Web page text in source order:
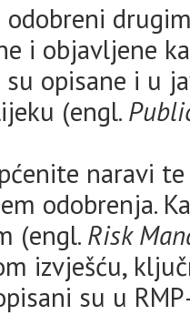
i objavljene
opisane i u
(engl.
naravi
odobrenja.
(engl. Risk
izvješću,
su u